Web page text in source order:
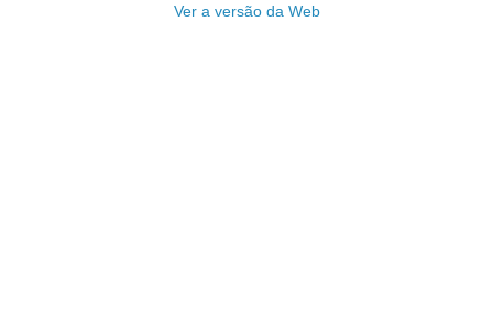
Ver a versão da Web